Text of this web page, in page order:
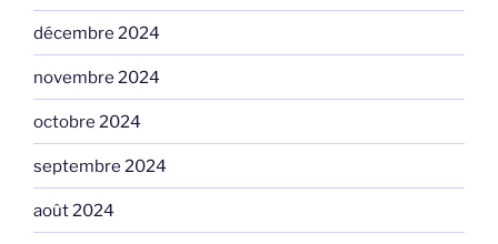
décembre 2024
novembre 2024
octobre 2024
septembre 2024
août 2024